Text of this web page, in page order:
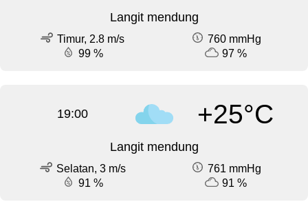
Langit mendung
Timur, 2.8 m/s
760 mmHg
99 %
97 %
19:00 +25°C
Langit mendung
Selatan, 3 m/s
761 mmHg
91 %
91 %